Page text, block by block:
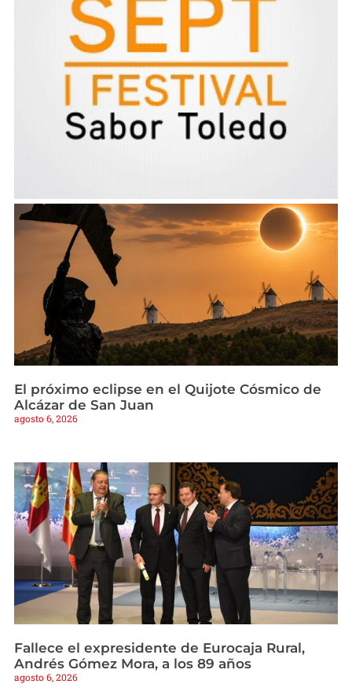
El próximo eclipse en el Quijote Cósmico de
Alcázar de San Juan
agosto 6, 2026
Fallece el expresidente de Eurocaja Rural,
Andrés Gómez Mora, a los 89 años
agosto 6, 2026